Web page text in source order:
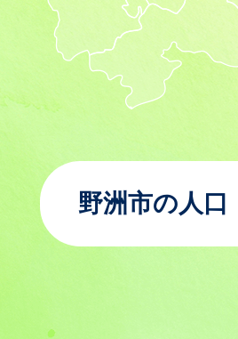
野洲市の人口